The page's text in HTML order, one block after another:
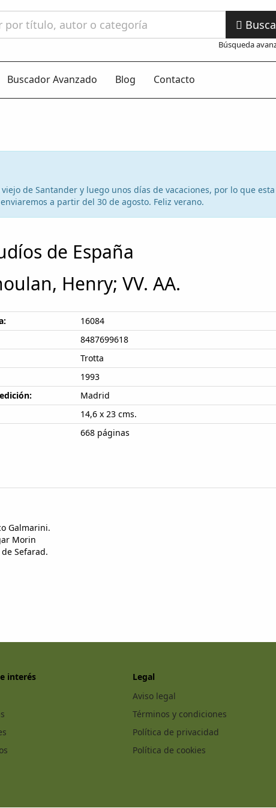
Búsqueda
Buscador Avanzado Blog Contacto
de Santander y luego unos días de vacaciones, por lo que
a partir del 30 de agosto. Feliz verano.
de España
Henry; VV. AA.
16084
8487699618
Trotta
1993
Madrid
14,6 x 23 cms.
668 páginas
Galmarini.
Morin
Sefarad.
interés
Legal
Aviso legal
Términos y condiciones
Política de privacidad
Política de cookies